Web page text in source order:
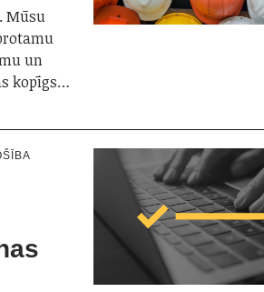
Mūsu
un
kopīgs…